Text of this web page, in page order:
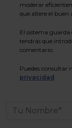
moderar
que altere el
El sistema
tendrás que
comentario.
Puedes consultar
privacidad .